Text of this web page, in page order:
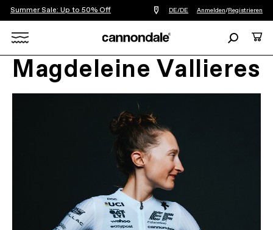
Summer Sale: Up to 50% Off
Einen
Händler
meiner
finden
DE/DE Anmelden/Registrieren
Suchen
X
Magdeleine Vallieres